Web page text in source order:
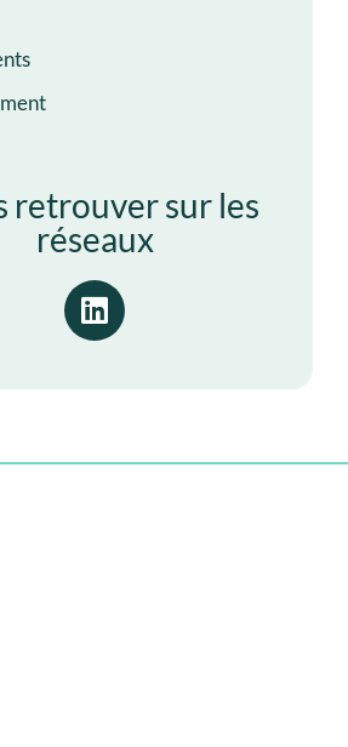
retrouver sur les
réseaux